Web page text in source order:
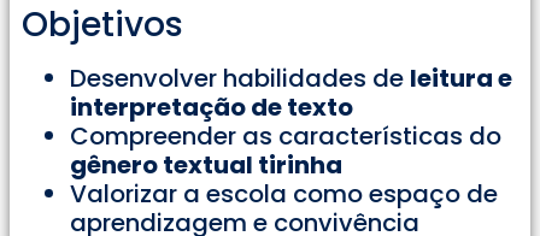
Objetivos
Desenvolver habilidades de leitura e
interpretação de texto
Compreender as características do
gênero textual tirinha
Valorizar a escola como espaço de
aprendizagem e convivência